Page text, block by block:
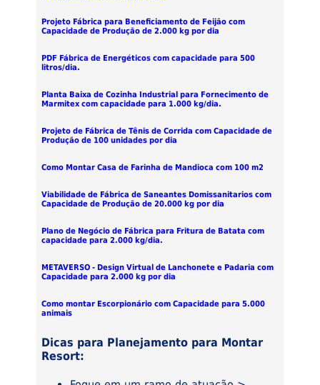
Projeto Fábrica para Beneficiamento de Feijão com
Capacidade de Produção de 2.000 kg por dia
PDF Fábrica de Energéticos com capacidade para 500
litros/dia.
Planta Baixa de Cozinha Industrial para Fornecimento de
Marmitex com capacidade para 1.000 kg/dia.
Projeto de Fábrica de Tênis de Corrida com Capacidade de
Produção de 100 unidades por dia
Como Montar Casa de Farinha de Mandioca com 100 m2
Viabilidade de Fábrica de Saneantes Domissanitarios com
Capacidade de Produção de 20.000 kg por dia
Plano de Negócio de Fábrica para Fritura de Batata com
capacidade para 2.000 kg/dia.
METAVERSO - Design Virtual de Lanchonete e Padaria com
Capacidade para 2.000 kg por dia
Como montar Escorpionário com Capacidade para 5.000
animais
Dicas para Planejamento para Montar
Resort: